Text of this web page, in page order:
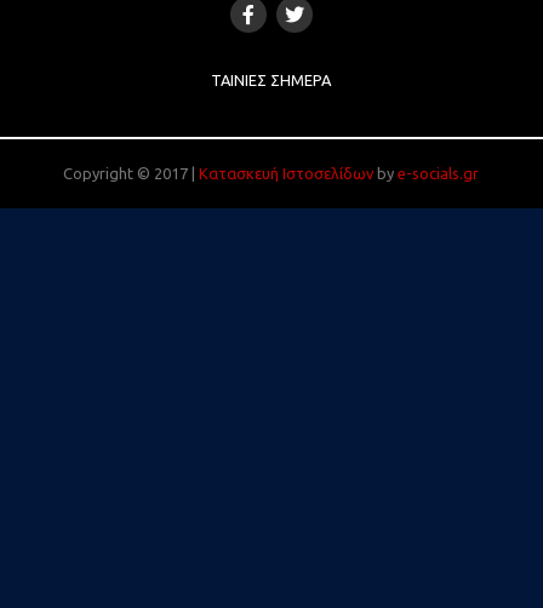
ΤΑΙΝΊΕΣ ΣΉΜΕΡΑ
Copyright © 2017 |Κατασκευή Ιστοσελίδων bye-socials.gr